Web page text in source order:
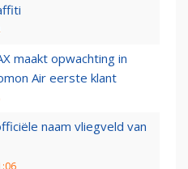
maakt opwachting in
Air eerste klant
naam vliegveld van